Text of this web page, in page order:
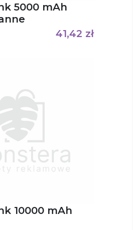
5000 mAh
41,42 zł
10000 mAh